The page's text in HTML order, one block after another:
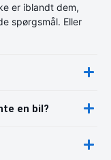
er iblandt dem,
spørgsmål. Eller
en bil?